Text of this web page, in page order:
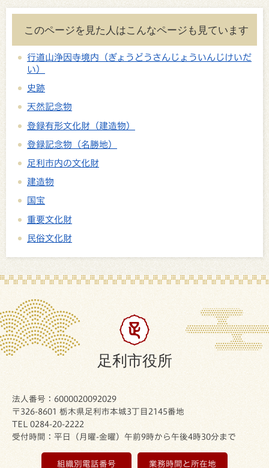
このページを見た人はこんなページも見ています
行道山浄因寺境内（ぎょうどうさんじょういんじけいだ
い）
史跡
天然記念物
登録有形文化財（建造物）
登録記念物（名勝地）
足利市内の文化財
建造物
国宝
重要文化財
民俗文化財
足利市役所
法人番号：6000020092029
〒326-8601 栃木県足利市本城3丁目2145番地
TEL 0284-20-2222
受付時間：平日（月曜-金曜）午前9時から午後4時30分まで
組織別電話番号 業務時間と所在地